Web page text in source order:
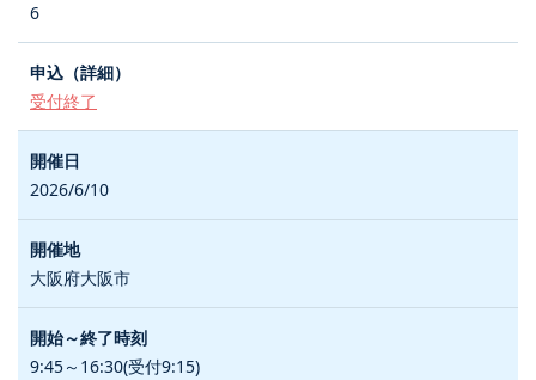
6
受付終了
2026/6/10
大阪府大阪市
9:45～16:30(受付9:15)